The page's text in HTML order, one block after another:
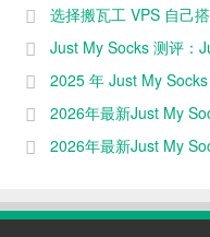
DC9 机房？
选择搬瓦工 VPS 自己
Just My Socks 测评：
速度快不快？（2025 年更
2025 年 Just My
2026年最新Just My
续费2026年最新Just My